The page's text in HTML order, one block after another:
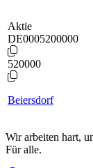
Aktie
DE0005200000
520000
Beiersdorf
Wir arbeiten hart,
Für alle.